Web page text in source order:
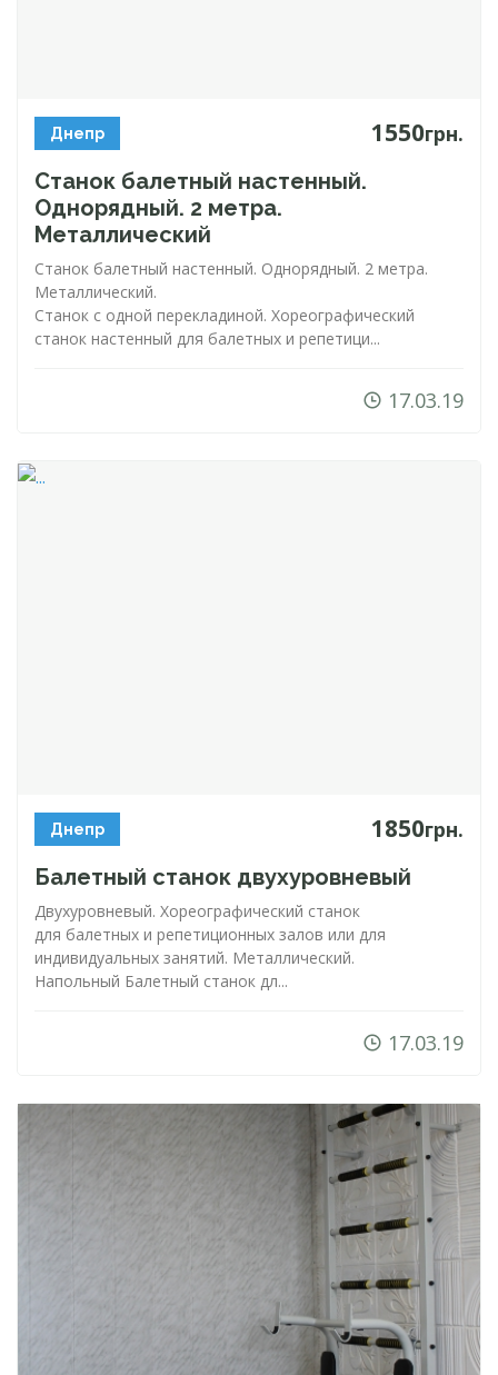
Днепр 1550грн.
Станок балетный настенный.
Однорядный. 2 метра.
Металлический
Станок балетный настенный. Однорядный. 2 метра.
Металлический.
Станок с одной перекладиной. Хореографический
станок настенный для балетных и репетици...
17.03.19
Днепр 1850грн.
Балетный станок двухуровневый
Двухуровневый. Хореографический станок
для балетных и репетиционных залов или для
индивидуальных занятий. Металлический.
Напольный Балетный станок дл...
17.03.19